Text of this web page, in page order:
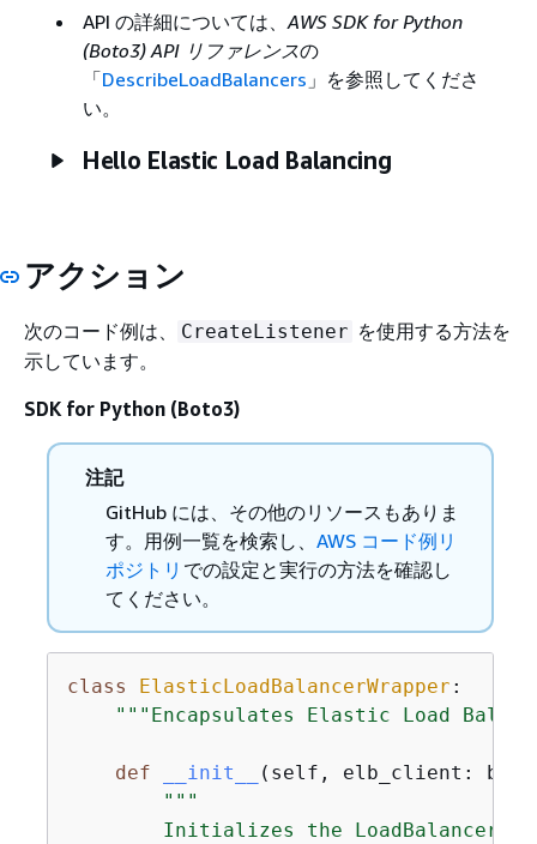
API の詳細については、 AWS SDK for Python
(Boto3) API リファレンスの
「DescribeLoadBalancers 」を参照してくださ
い。
Hello Elastic Load Balancing
アクション
次のコード例は、 CreateListener を使用する方法を
示しています。
SDK for Python (Boto3)
注記
GitHub には、その他のリソースもありま
す。用例一覧を検索し、 AWS コード例リ
ポジトリ での設定と実行の方法を確認し
てください。
class ElasticLoadBalancerWrapper :
"""Encapsulates Elastic Load
def __init__ ( self, elb_client:
"""
Initializes the LoadBalancer